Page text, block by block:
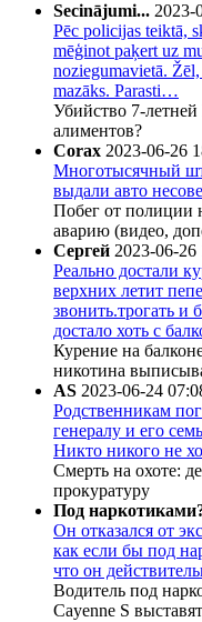
Secinājumi... 2023-
Pēc policijas teiktā,
mēģinot paķert uz
noziegumavietā.
mazāks. Parasti…
Убийство 7-
алиментов?
Corax 2023-06-26
Многотысячный
выдали авто
Побег от полиции
аварию (видео,
Сергей 2023-06-26
Реально достали
верхних летит
звонить.трогать и
достало хоть с
Курение на
никотина
AS 2023-06-24
Родственникам
генералу и его
Никто никого не
Смерть на охоте:
прокуратуру
Под
Он отказался от
как если бы под
что он
Водитель под
Cayenne S